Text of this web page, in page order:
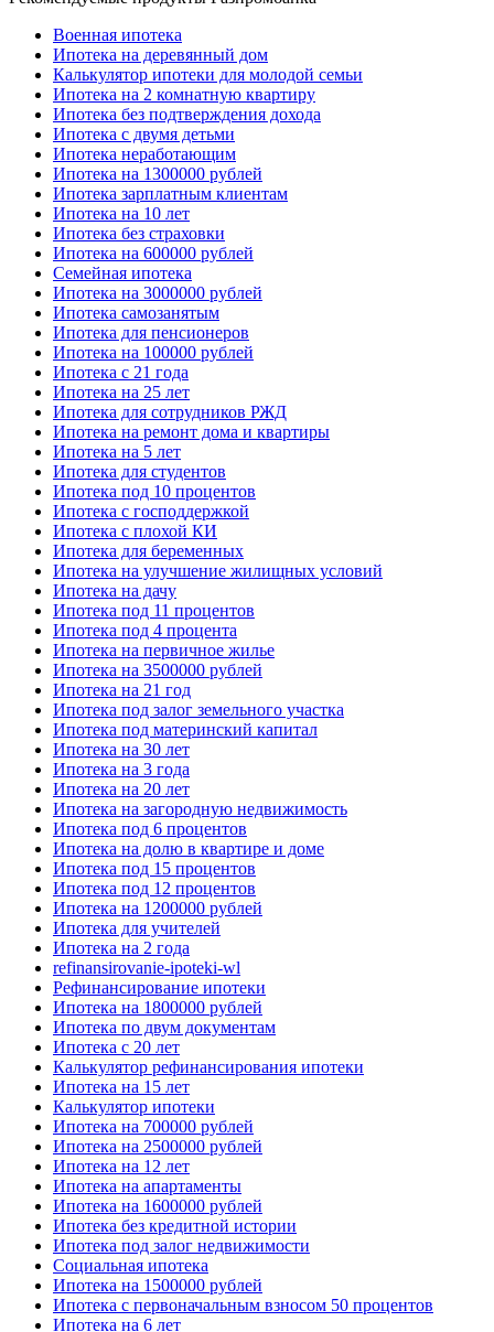
Военная ипотека
Ипотека на деревянный дом
Калькулятор ипотеки для молодой семьи
Ипотека на 2 комнатную квартиру
Ипотека без подтверждения дохода
Ипотека с двумя детьми
Ипотека неработающим
Ипотека на 1300000 рублей
Ипотека зарплатным клиентам
Ипотека на 10 лет
Ипотека без страховки
Ипотека на 600000 рублей
Семейная ипотека
Ипотека на 3000000 рублей
Ипотека самозанятым
Ипотека для пенсионеров
Ипотека на 100000 рублей
Ипотека с 21 года
Ипотека на 25 лет
Ипотека для сотрудников РЖД
Ипотека на ремонт дома и квартиры
Ипотека на 5 лет
Ипотека для студентов
Ипотека под 10 процентов
Ипотека с господдержкой
Ипотека с плохой КИ
Ипотека для беременных
Ипотека на улучшение жилищных условий
Ипотека на дачу
Ипотека под 11 процентов
Ипотека под 4 процента
Ипотека на первичное жилье
Ипотека на 3500000 рублей
Ипотека на 21 год
Ипотека под залог земельного участка
Ипотека под материнский капитал
Ипотека на 30 лет
Ипотека на 3 года
Ипотека на 20 лет
Ипотека на загородную недвижимость
Ипотека под 6 процентов
Ипотека на долю в квартире и доме
Ипотека под 15 процентов
Ипотека под 12 процентов
Ипотека на 1200000 рублей
Ипотека для учителей
Ипотека на 2 года
refinansirovanie-ipoteki-wl
Рефинансирование ипотеки
Ипотека на 1800000 рублей
Ипотека по двум документам
Ипотека с 20 лет
Калькулятор рефинансирования ипотеки
Ипотека на 15 лет
Калькулятор ипотеки
Ипотека на 700000 рублей
Ипотека на 2500000 рублей
Ипотека на 12 лет
Ипотека на апартаменты
Ипотека на 1600000 рублей
Ипотека без кредитной истории
Ипотека под залог недвижимости
Социальная ипотека
Ипотека на 1500000 рублей
Ипотека с первоначальным взносом 50 процентов
Ипотека на 6 лет